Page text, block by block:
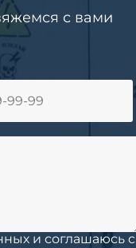
с вами
и соглашаюсь c